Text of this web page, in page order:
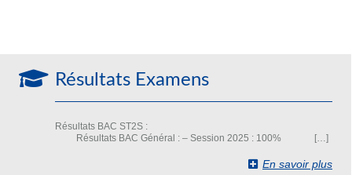
Résultats Examens
Résultats BAC ST2S :
Résultats BAC Général : – Session 2025 : 100% […]
En savoir plus